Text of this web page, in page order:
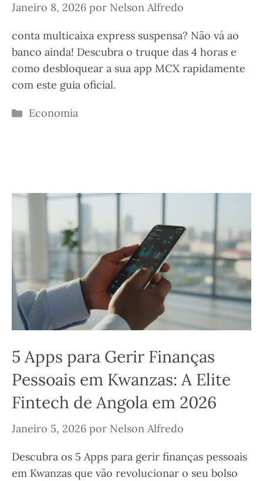
Janeiro 8, 2026 por Nelson Alfredo
conta multicaixa express suspensa? Não vá ao
banco ainda! Descubra o truque das 4 horas e
como desbloquear a sua app MCX rapidamente
com este guia oficial.
Categorias
Economia
5 Apps para Gerir Finanças
Pessoais em Kwanzas: A Elite
Fintech de Angola em 2026
Janeiro 5, 2026 por Nelson Alfredo
Descubra os 5 Apps para gerir finanças pessoais
em Kwanzas que vão revolucionar o seu bolso